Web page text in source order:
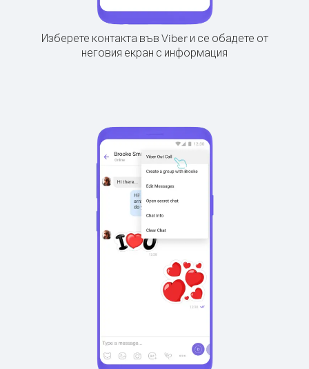
Изберете контакта във Viber и се обадете от
неговия екран с информация